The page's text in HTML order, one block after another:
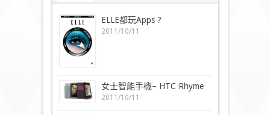
ELLE都玩Apps ?
2011/10/11
女士智能手機– HTC Rhyme
2011/10/11